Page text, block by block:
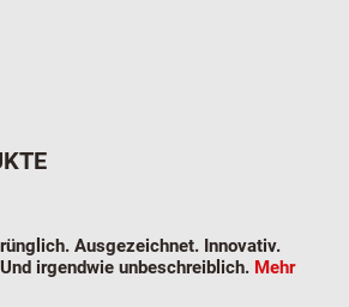
Ausgezeichnet. Innovativ.
irgendwie unbeschreiblich. Mehr